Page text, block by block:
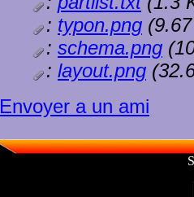
: typon.png
: schema.png
: layout.png
Envoyer a un ami